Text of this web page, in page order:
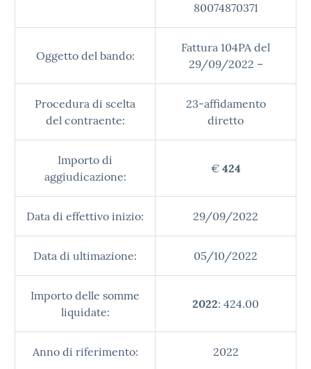
80074870371
Oggetto del bando:
Fattura 104PA del
29/09/2022 –
Procedura di scelta
del contraente:
23-affidamento
diretto
Importo di
aggiudicazione:
€ 424
Data di effettivo inizio: 29/09/2022
Data di ultimazione: 05/10/2022
Importo delle somme
liquidate:
2022: 424.00
Anno di riferimento: 2022